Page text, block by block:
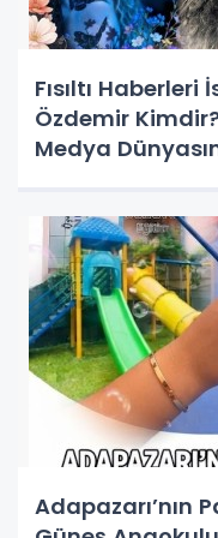
Fısıltı
Özdemir
Medya
Adapazarı’nın